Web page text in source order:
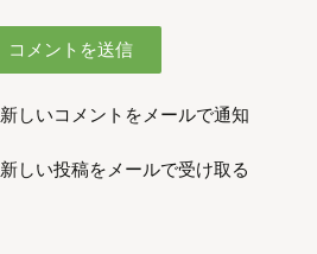
新しいコメントをメールで通知
新しい投稿をメールで受け取る